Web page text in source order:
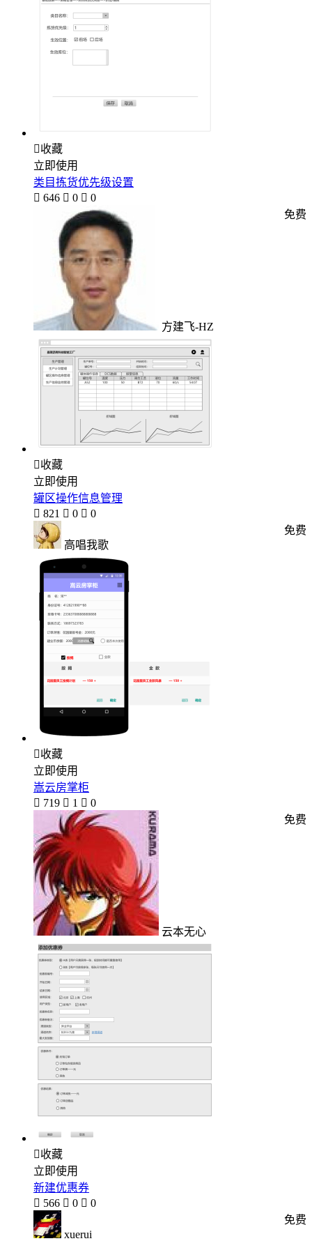
收藏
立即使用
类目拣货优先级设置
 646  0  0
方建飞-HZ
免费
收藏
立即使用
罐区操作信息管理
 821  0  0
高唱我歌
免费
收藏
立即使用
嵩云房掌柜
 719  1  0
云本无心
免费
收藏
立即使用
新建优惠券
 566  0  0
xuerui
免费